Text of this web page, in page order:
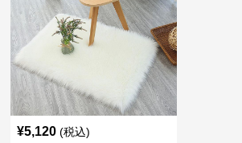
¥5,120 (税込)